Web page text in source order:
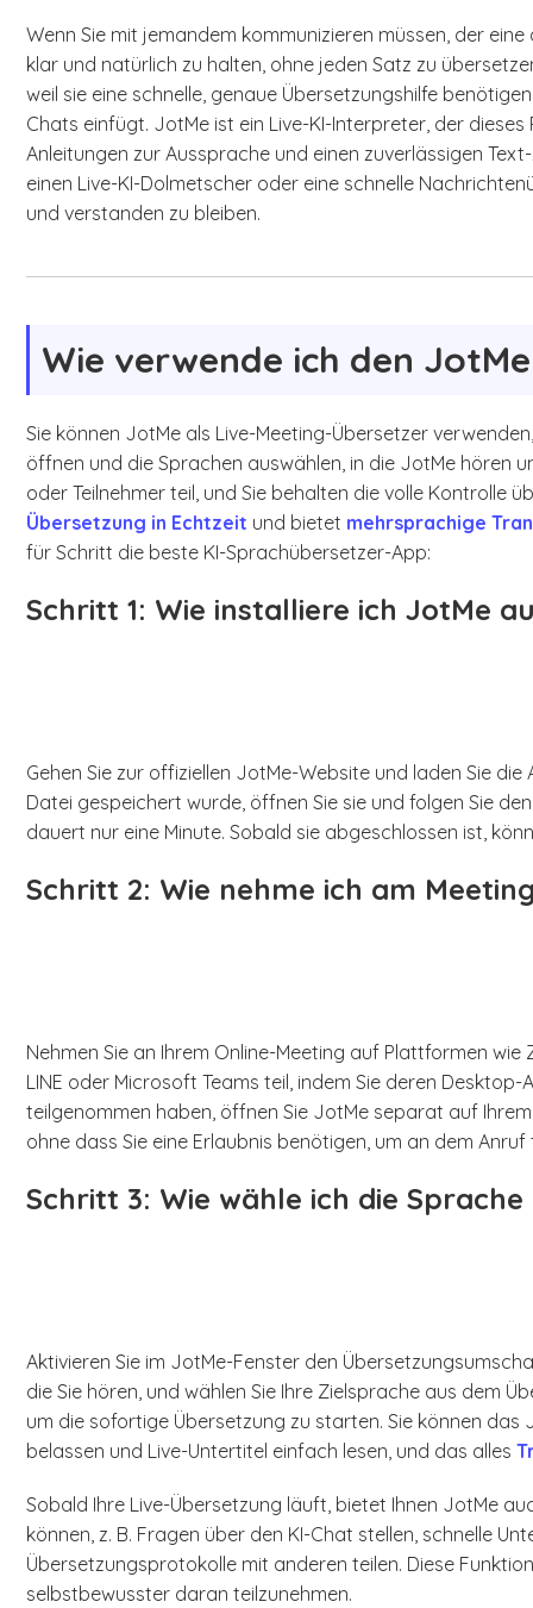
Wenn Sie mit jemandem kommunizieren müssen, der
klar und natürlich zu halten, ohne jeden Satz zu
weil sie eine schnelle, genaue Übersetzungshilfe
Chats einfügt. JotMe ist ein Live-KI-Interpreter, der
Anleitungen zur Aussprache und einen zuverlässigen
einen Live-KI-Dolmetscher oder eine schnelle
und verstanden zu bleiben.
Wie verwende ich den
Sie können JotMe als Live-Meeting-Übersetzer
öffnen und die Sprachen auswählen, in die JotMe hören
oder Teilnehmer teil, und Sie behalten die volle Kontrolle
Übersetzung in Echtzeit und bietet mehrsprachige
für Schritt die beste KI-Sprachübersetzer-App:
Schritt 1: Wie installiere ich JotMe
Gehen Sie zur offiziellen JotMe-Website und laden Sie
Datei gespeichert wurde, öffnen Sie sie und folgen Sie
dauert nur eine Minute. Sobald sie abgeschlossen ist,
Schritt 2: Wie nehme ich am
Nehmen Sie an Ihrem Online-Meeting auf Plattformen
LINE oder Microsoft Teams teil, indem Sie deren
teilgenommen haben, öffnen Sie JotMe separat auf
ohne dass Sie eine Erlaubnis benötigen, um an dem Anruf
Schritt 3: Wie wähle ich die
Aktivieren Sie im JotMe-Fenster den
die Sie hören, und wählen Sie Ihre Zielsprache aus dem
um die sofortige Übersetzung zu starten. Sie können
belassen und Live-Untertitel einfach lesen, und das alles
Sobald Ihre Live-Übersetzung läuft, bietet Ihnen JotMe
können, z. B. Fragen über den KI-Chat stellen, schnelle
Übersetzungsprotokolle mit anderen teilen. Diese
selbstbewusster daran teilzunehmen.